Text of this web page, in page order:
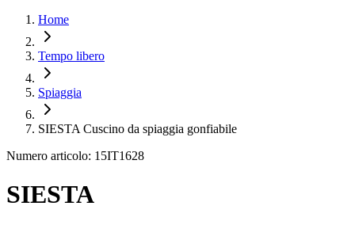
Home
Tempo libero
Spiaggia
SIESTA Cuscino da spiaggia gonfiabile
Numero articolo: 15IT1628
SIESTA